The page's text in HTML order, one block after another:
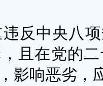
反中央八
且在党的
影响恶劣，